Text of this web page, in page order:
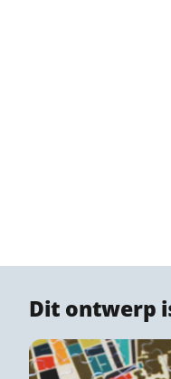
Dit ontwerp